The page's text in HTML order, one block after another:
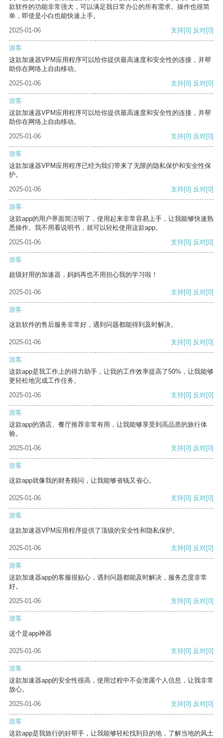
款软件的功能非常强大，可以满足我日常办公的所有需求。操作也很简
单，即使是小白也能快速上手。
2025-01-06
支持[0] 反对[0]
游客
这款加速器VPM应用程序可以给你提供最高速度和安全性的连接，并帮
助你在网络上自由移动。
2025-01-06
支持[0] 反对[0]
游客
这款加速器VPM应用程序可以给你提供最高速度和安全性的连接，并帮
助你在网络上自由移动。
2025-01-06
支持[0] 反对[0]
游客
这款加速器VPM应用程序已经为我们带来了无限的隐私保护和安全性保
护。
2025-01-06
支持[0] 反对[0]
游客
这款app的用户界面简洁明了，使用起来非常容易上手，让我能够快速熟
悉操作。我不用看说明书，就可以轻松使用这款app。
2025-01-06
支持[0] 反对[0]
游客
超级好用的加速器，妈妈再也不用担心我的学习啦！
2025-01-06 支持[0] 反对[0]
游客
这款软件的售后服务非常好，遇到问题都能得到及时解决。
2025-01-06 支持[0] 反对[0]
游客
这款app是我工作上的得力助手，让我的工作效率提高了50%，让我能够
更轻松地完成工作任务。
2025-01-06
支持[0] 反对[0]
游客
这款app的酒店、餐厅推荐非常有用，让我能够享受到高品质的旅行体
验。
2025-01-06
支持[0] 反对[0]
游客
这款app就像我的财务顾问，让我能够省钱又省心。
2025-01-06 支持[0] 反对[0]
游客
这款加速器VPM应用程序提供了顶级的安全性和隐私保护。
2025-01-06 支持[0] 反对[0]
游客
这款加速器app的客服很贴心，遇到问题都能及时解决，服务态度非常
好。
2025-01-06
支持[0] 反对[0]
游客
这个是app神器
2025-01-06 支持[0] 反对[0]
游客
这款加速器app的安全性很高，使用过程中不会泄露个人信息，让我非常
放心。
2025-01-06
支持[0] 反对[0]
游客
这款app是我旅行的好帮手，让我能够轻松找到目的地，了解当地的风土